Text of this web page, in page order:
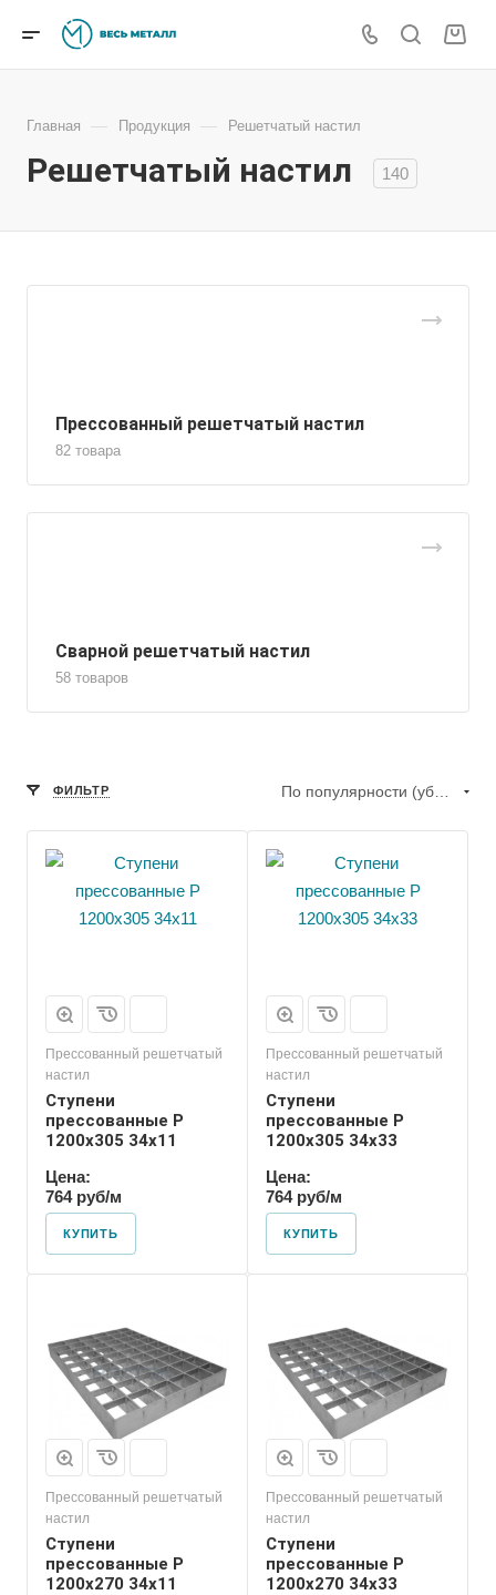
Главная — Продукция — Решетчатый настил
Решетчатый настил 140
Прессованный решетчатый настил
82 товара
Сварной решетчатый настил
58 товаров
ФИЛЬТР
Прессованный решетчатый
настил
Ступени
прессованные P
1200х305 34х11
Цена:
764 руб/м
КУПИТЬ
Прессованный решетчатый
настил
Ступени
прессованные P
1200х305 34х33
Цена:
764 руб/м
КУПИТЬ
Прессованный решетчатый
настил
Ступени
прессованные P
1200х270 34х11
Прессованный решетчатый
настил
Ступени
прессованные P
1200х270 34х33